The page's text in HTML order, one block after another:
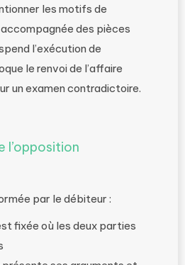
les motifs de
des pièces
l’exécution de
le renvoi de l’affaire
un examen contradictoire.
l’opposition
par le débiteur :
fixée où les deux parties